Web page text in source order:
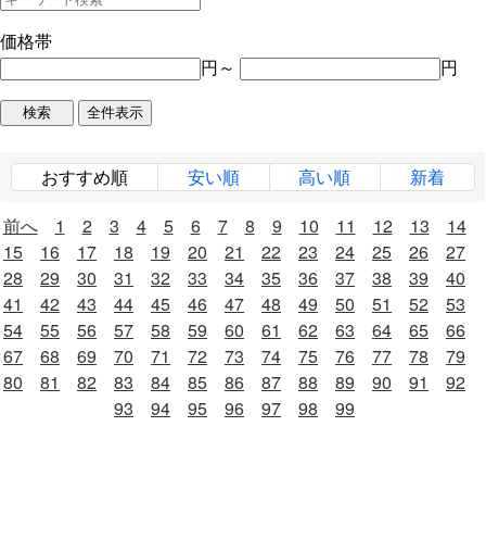
価格帯
円～
円
おすすめ順 安い順 高い順
新着
前へ
1 2 3 4 5 6 7 8 9 10 11 12 13
14
15
16 17 18 19 20 21 22 23 24 25 26
27
28
29 30 31 32 33 34 35 36 37 38 39
40
41
42 43 44 45 46 47 48 49 50 51 52
53
54
55 56 57 58 59 60 61 62 63 64 65
66
67
68 69 70 71 72 73 74 75 76 77 78
79
80
81 82 83 84 85 86 87 88 89 90 91
92
93
94 95 96 97 98 99